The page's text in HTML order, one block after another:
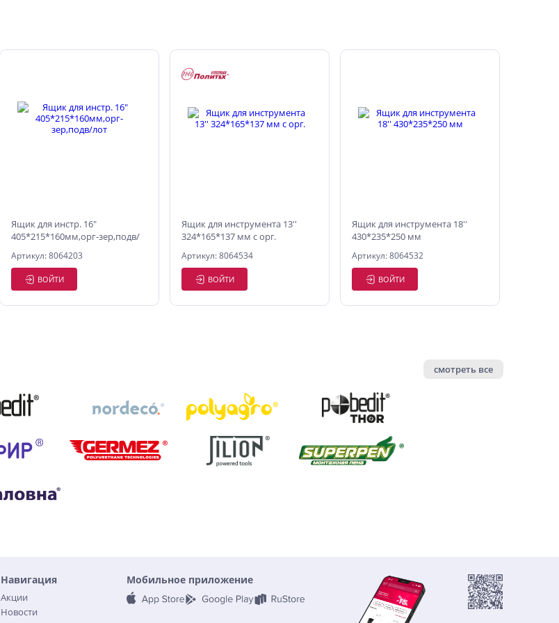
Ящик для инстр. 16"
405*215*160мм,орг-зер,подв/
Артикул: 8064203
ВОЙТИ
Ящик для инструмента 13''
324*165*137 мм с орг.
Артикул: 8064534
ВОЙТИ
Ящик для инструмента 18''
430*235*250 мм
Артикул: 8064532
ВОЙТИ
смотреть все
Навигация
Акции
Новости
Мобильное приложение